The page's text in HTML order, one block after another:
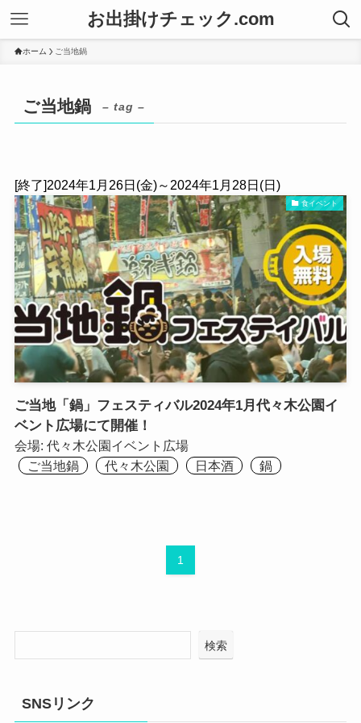
お出掛けチェック.com
ホーム ご当地鍋
ご当地鍋 – tag –
[終了]2024年1月26日(金)～2024年1月28日(日)
食イベント
ご当地「鍋」フェスティバル2024年1月代々木公園イ
ベント広場にて開催！
会場: 代々木公園イベント広場
ご当地鍋
代々木公園 日本酒 鍋
1
検索
SNSリンク